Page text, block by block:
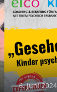
6. Juni 2024